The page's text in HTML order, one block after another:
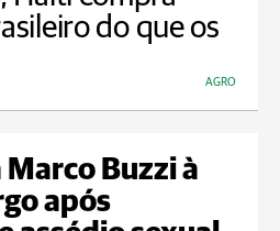
do que os
AGRO
Marco Buzzi à
após